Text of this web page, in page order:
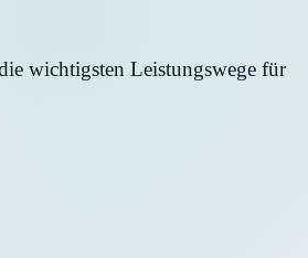
wichtigsten Leistungswege für